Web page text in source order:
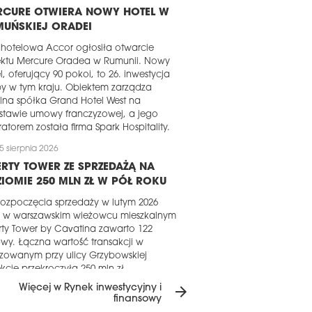
OTWIERA NOWY HOTEL W
ORADEI
hotelowa Accor ogłosiła otwarcie
Mercure Oradea w Rumunii. Nowy
oferujący 90 pokoi, to 26. inwestycja
w tym kraju. Obiektem zarządza
spółka Grand Hotel West na
umowy franczyzowej, a jego
została firma Spark Hospitality.
sierpnia 2026
TOWER ZE SPRZEDAŻĄ NA
250 MLN ZŁ W PÓŁ ROKU
sprzedaży w lutym 2026
w warszawskim wieżowcu mieszkalnym
Tower by Cavatina zawarto 122
Łączna wartość transakcji w
przy ulicy Grzybowskiej
przekroczyła 250 mln zł.
sierpnia 2026
Więcej w Rynek inwestycyjny i
finansowy
arrow_forward